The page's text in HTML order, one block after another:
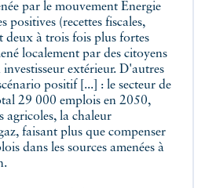
par le mouvement Énergie
positives (recettes fiscales,
deux à trois fois plus fortes
localement par des citoyens
extérieur. D'autres
positif [...] : le secteur de
29 000 emplois en 2050,
agricoles, la chaleur
faisant plus que compenser
dans les sources amenées à